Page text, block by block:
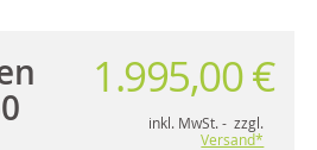
1.995,00 €
inkl. MwSt. - zzgl.
Versand*